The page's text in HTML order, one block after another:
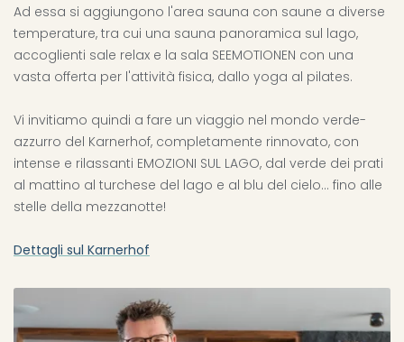
Ad essa si aggiungono l'area sauna con saune a diverse
temperature, tra cui una sauna panoramica sul lago,
accoglienti sale relax e la sala SEEMOTIONEN con una
vasta offerta per l'attività fisica, dallo yoga al pilates.
Vi invitiamo quindi a fare un viaggio nel mondo verde-
azzurro del Karnerhof, completamente rinnovato, con
intense e rilassanti EMOZIONI SUL LAGO, dal verde dei prati
al mattino al turchese del lago e al blu del cielo... fino alle
stelle della mezzanotte!
Dettagli sul Karnerhof